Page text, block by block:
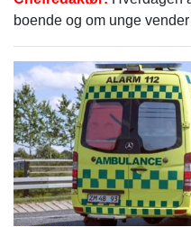
boende og om unge